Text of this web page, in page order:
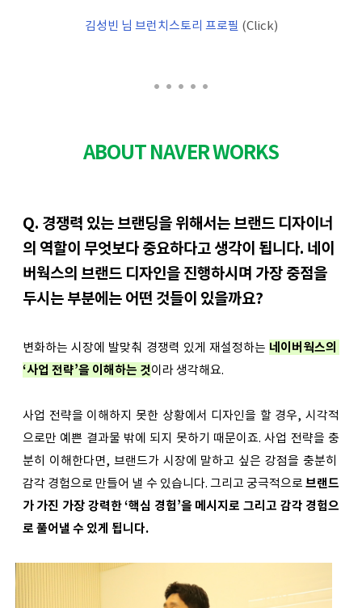
김성빈 님 브런치스토리 프로필 (Click)
ABOUT NAVER WORKS
Q. 경쟁력 있는 브랜딩을 위해서는 브랜드 디자이너
의 역할이 무엇보다 중요하다고 생각이 됩니다. 네이
버웍스의 브랜드 디자인을 진행하시며 가장 중점을
두시는 부분에는 어떤 것들이 있을까요?
변화하는 시장에 발맞춰 경쟁력 있게 재설정하는 네이버웍스의
‘사업 전략’을 이해하는 것이라 생각해요.
사업 전략을 이해하지 못한 상황에서 디자인을 할 경우, 시각적
으로만 예쁜 결과물 밖에 되지 못하기 때문이죠. 사업 전략을 충
분히 이해한다면, 브랜드가 시장에 말하고 싶은 강점을 충분히
감각 경험으로 만들어 낼 수 있습니다. 그리고 궁극적으로 브랜드
가 가진 가장 강력한 ‘핵심 경험’을 메시지로 그리고 감각 경험으
로 풀어낼 수 있게 됩니다.